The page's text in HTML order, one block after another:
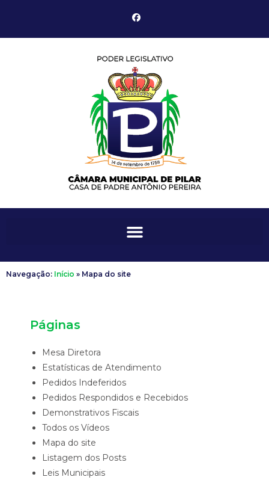
Navegação: Início » Mapa do site
Páginas
Mesa Diretora
Estatísticas de Atendimento
Pedidos Indeferidos
Pedidos Respondidos e Recebidos
Demonstrativos Fiscais
Todos os Vídeos
Mapa do site
Listagem dos Posts
Leis Municipais